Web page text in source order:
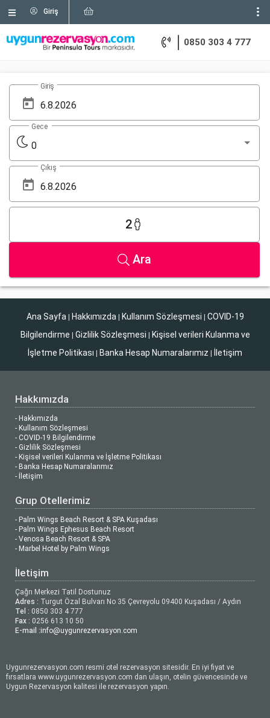
Giriş
0850 303 4 777
Giriş
0
Gece
Çıkış
2
Ara
Ana Sayfa | Hakkımızda | Kullanım Sözleşmesi | COVID-19
Bilgilendirme | Gizlilik Sözleşmesi | Kişisel verileri Kulanma ve
İşletme Politikası | Banka Hesap Numaralarımız | İletişim
Hakkımızda
- Hakkımızda
- Kullanım Sözleşmesi
- COVID-19 Bilgilendirme
- Gizlilik Sözleşmesi
- Kişisel verileri Kulanma ve İşletme Politikası
- Banka Hesap Numaralarımız
- İletişim
Grup Otellerimiz
- Palm Wings Beach Resort & SPA Kuşadası
- Palm Wings Ephesus Beach Resort
- Venosa Beach Resort & SPA
- Marbel Hotel by Palm Wings
İletişim
Çağrı Merkezi Tatil Dostunuz
Adres : Turgut Özal Bulvarı No 35 Çevreyolu 09400 Kuşadası / Aydın
Tel : 0850 303 4 777
Fax : 0256 613 10 50
E-mail :info@uygunrezervasyon.com
Uygunrezervasyon.com resmi otel rezervasyon sitesidir. En iyi fiyat ve
fırsatlara www.uygunrezervasyon.com dan ulaşın, otelin güvencesinde ve
Uygun Rezervasyon kalitesi ile rezervasyon yapın.